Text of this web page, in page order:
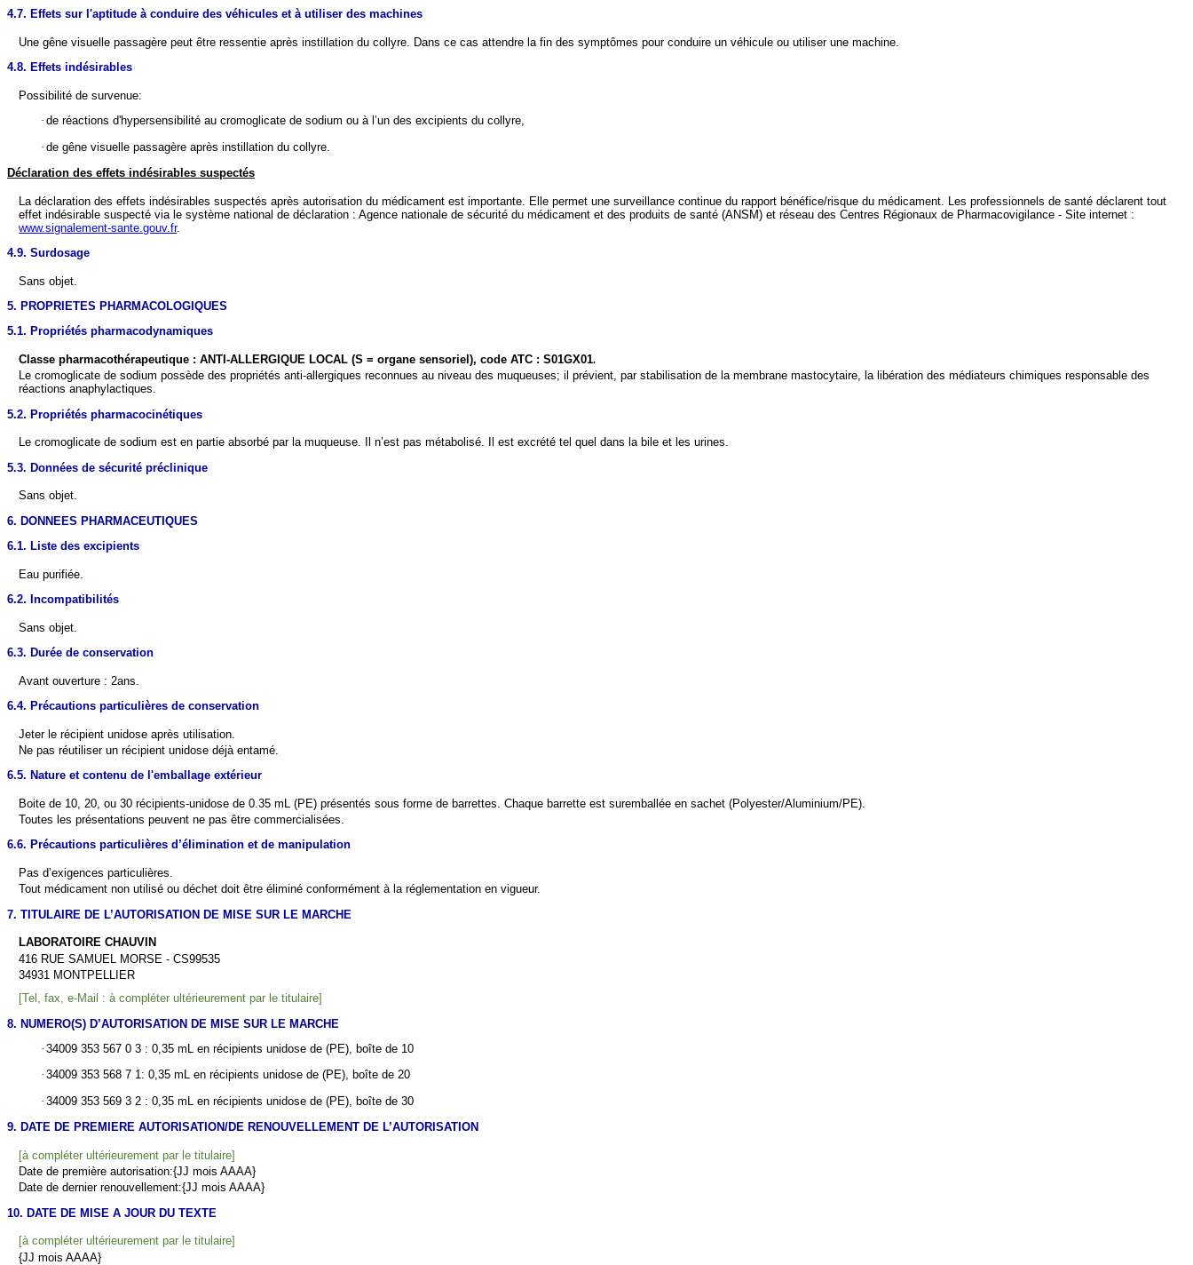
4.7. Effets sur l'aptitude à conduire des véhicules et à utiliser des machines
Une gêne visuelle passagère peut être ressentie après instillation du collyre. Dans ce cas attendre la fin des symptômes pour conduire un véhicule ou utiliser une machine.
4.8. Effets indésirables
Possibilité de survenue:
· de réactions d'hypersensibilité au cromoglicate de sodium ou à l’un des excipients du collyre,
· de gêne visuelle passagère après instillation du collyre.
Déclaration des effets indésirables suspectés
La déclaration des effets indésirables suspectés après autorisation du médicament est importante. Elle permet une surveillance continue du rapport bénéfice/risque du médicament. Les professionnels de santé déclarent tout
effet indésirable suspecté via le système national de déclaration : Agence nationale de sécurité du médicament et des produits de santé (ANSM) et réseau des Centres Régionaux de Pharmacovigilance - Site internet :
www.signalement-sante.gouv.fr.
4.9. Surdosage
Sans objet.
5. PROPRIETES PHARMACOLOGIQUES
5.1. Propriétés pharmacodynamiques
Classe pharmacothérapeutique : ANTI-ALLERGIQUE LOCAL (S = organe sensoriel), code ATC : S01GX01.
Le cromoglicate de sodium possède des propriétés anti-allergiques reconnues au niveau des muqueuses; il prévient, par stabilisation de la membrane mastocytaire, la libération des médiateurs chimiques responsable des
réactions anaphylactiques.
5.2. Propriétés pharmacocinétiques
Le cromoglicate de sodium est en partie absorbé par la muqueuse. Il n’est pas métabolisé. Il est excrété tel quel dans la bile et les urines.
5.3. Données de sécurité préclinique
Sans objet.
6. DONNEES PHARMACEUTIQUES
6.1. Liste des excipients
Eau purifiée.
6.2. Incompatibilités
Sans objet.
6.3. Durée de conservation
Avant ouverture : 2ans.
6.4. Précautions particulières de conservation
Jeter le récipient unidose après utilisation.
Ne pas réutiliser un récipient unidose déjà entamé.
6.5. Nature et contenu de l'emballage extérieur
Boite de 10, 20, ou 30 récipients-unidose de 0.35 mL (PE) présentés sous forme de barrettes. Chaque barrette est suremballée en sachet (Polyester/Aluminium/PE).
Toutes les présentations peuvent ne pas être commercialisées.
6.6. Précautions particulières d’élimination et de manipulation
Pas d’exigences particulières.
Tout médicament non utilisé ou déchet doit être éliminé conformément à la réglementation en vigueur.
7. TITULAIRE DE L’AUTORISATION DE MISE SUR LE MARCHE
LABORATOIRE CHAUVIN
416 RUE SAMUEL MORSE - CS99535
34931 MONTPELLIER
[Tel, fax, e-Mail : à compléter ultérieurement par le titulaire]
8. NUMERO(S) D’AUTORISATION DE MISE SUR LE MARCHE
· 34009 353 567 0 3 : 0,35 mL en récipients unidose de (PE), boîte de 10
· 34009 353 568 7 1: 0,35 mL en récipients unidose de (PE), boîte de 20
· 34009 353 569 3 2 : 0,35 mL en récipients unidose de (PE), boîte de 30
9. DATE DE PREMIERE AUTORISATION/DE RENOUVELLEMENT DE L’AUTORISATION
[à compléter ultérieurement par le titulaire]
Date de première autorisation:{JJ mois AAAA}
Date de dernier renouvellement:{JJ mois AAAA}
10. DATE DE MISE A JOUR DU TEXTE
[à compléter ultérieurement par le titulaire]
{JJ mois AAAA}